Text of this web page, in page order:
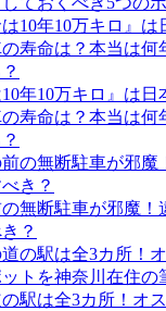
10年10万キロ』は
寿命は？本当は何
無断駐車が邪魔！
？
駅は全3カ所！オ